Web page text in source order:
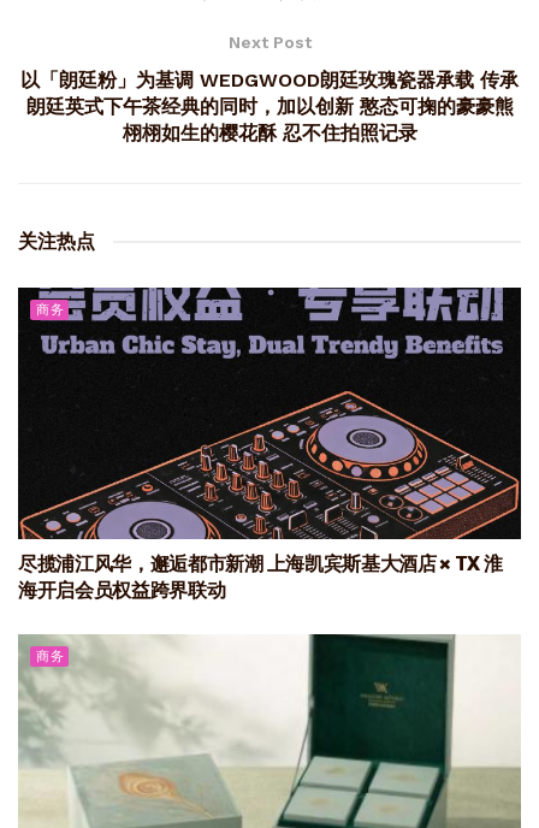
Next Post
以「朗廷粉」为基调 WEDGWOOD朗廷玫瑰瓷器承载 传承
朗廷英式下午茶经典的同时，加以创新 憨态可掬的豪豪熊
栩栩如生的樱花酥 忍不住拍照记录
关注热点
商务
尽揽浦江风华，邂逅都市新潮 上海凯宾斯基大酒店 × TX 淮
海开启会员权益跨界联动
商务